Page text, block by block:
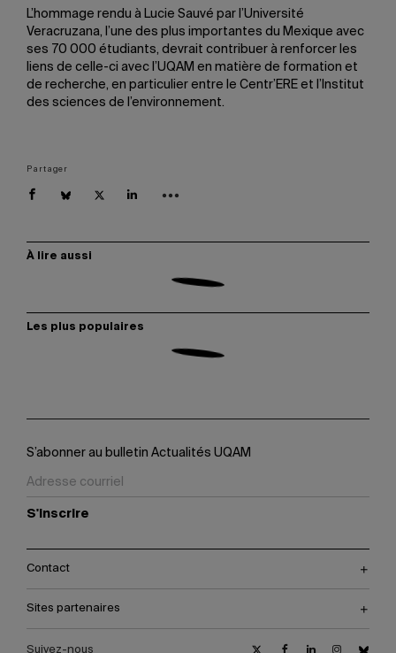
L’hommage rendu à Lucie Sauvé par l’Université
Veracruzana, l’une des plus importantes du Mexique avec
ses 70 000 étudiants, devrait contribuer à renforcer les
liens de celle-ci avec l’UQAM en matière de formation et
de recherche, en particulier entre le Centr’ERE et l’Institut
des sciences de l’environnement.
Partager
À lire aussi
Les plus populaires
S’abonner au bulletin Actualités UQAM
S'inscrire
Contact
Sites partenaires
Suivez-nous